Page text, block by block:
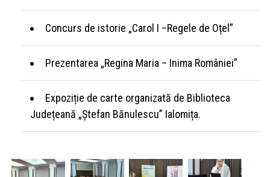
Concurs de istorie „Carol I –Regele de Oțel”
Prezentarea „Regina Maria – Inima României”
Expoziție de carte organizată de Biblioteca
Județeană „Ștefan Bănulescu” Ialomița.